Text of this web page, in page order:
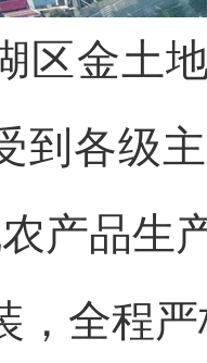
金土地
到各级
产品生
，全程